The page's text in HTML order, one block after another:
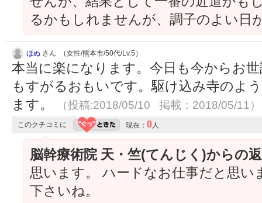
るかもしれませんが、調子のよい日
ほぬ さん （女性/熊本市/50代/Lv.5）
本当に楽になります。今日も今からお
もすがるおもいです。駆け込み寺のよ
ます。
（投稿:2018/05/10 掲載：2018/05/11）
このクチコミに 現在： 0人
脳幹療術院 天・竺(てんじく)からの
思います。 ハードなお仕事だと思
下さいね。